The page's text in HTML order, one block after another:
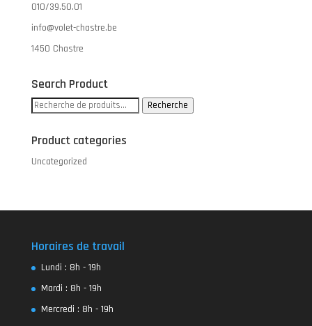
010/39.50.01
info@volet-chastre.be
1450 Chastre
Search Product
Recherche
Recherche
Product categories
Uncategorized
Horaires de travail
Lundi : 8h - 19h
Mardi : 8h - 19h
Mercredi : 8h - 19h